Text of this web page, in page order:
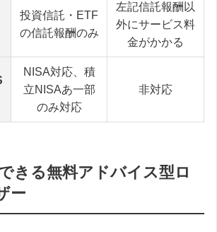
投資信託・ETF
の信託報酬のみ
左記信託報酬以
外にサービス料
金がかかる
NISA対応、積
立NISAあ一部
のみ対応
非対応
きる無料アドバイス型ロ
ー